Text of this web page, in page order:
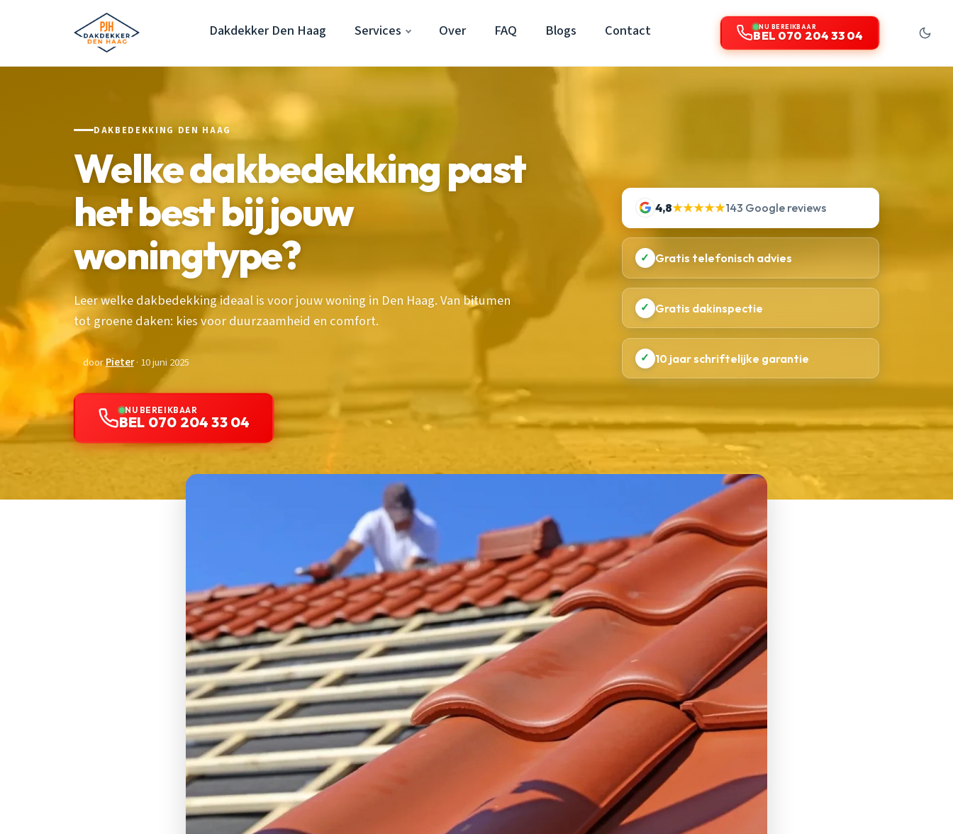
Dakdekker Den Haag Services Over FAQ Blogs Contact NU BEREIKBAAR
BEL 070 204 33 04
DAKBEDEKKING DEN HAAG
Welke dakbedekking past
het best bij jouw
woningtype?
Leer welke dakbedekking ideaal is voor jouw woning in Den Haag. Van bitumen
tot groene daken: kies voor duurzaamheid en comfort.
doorPieter· 10 juni 2025
NU BEREIKBAAR
BEL 070 204 33 04
4,8★★★★★143 Google reviews
✓ Gratis telefonisch advies
✓ Gratis dakinspectie
✓ 10 jaar schriftelijke garantie